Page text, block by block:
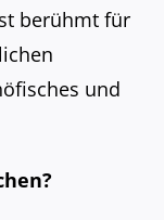
berühmt für
und